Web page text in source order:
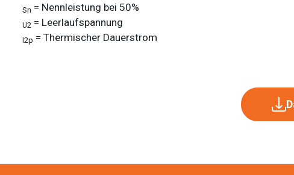
Sn = Nennleistung bei 50%
U2 = Leerlaufspannung
I2p = Thermischer Dauerstrom